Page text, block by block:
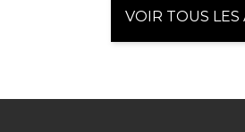
VOIR TOUS LES